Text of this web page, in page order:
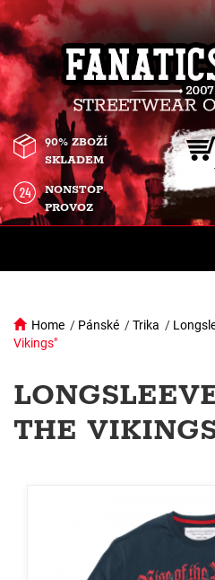
90% ZBOŽÍ
SKLADEM
NONSTOP
PROVOZ
Home / Pánské /Trika /
Vikings"
THE